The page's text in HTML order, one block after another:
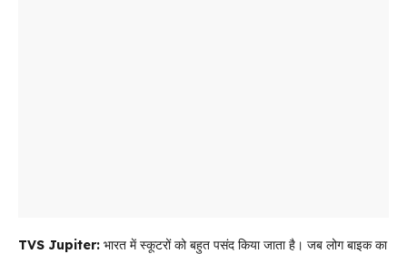
TVS Jupiter: भारत में स्कूटरों को बहुत पसंद किया जाता है। जब लोग बाइक का